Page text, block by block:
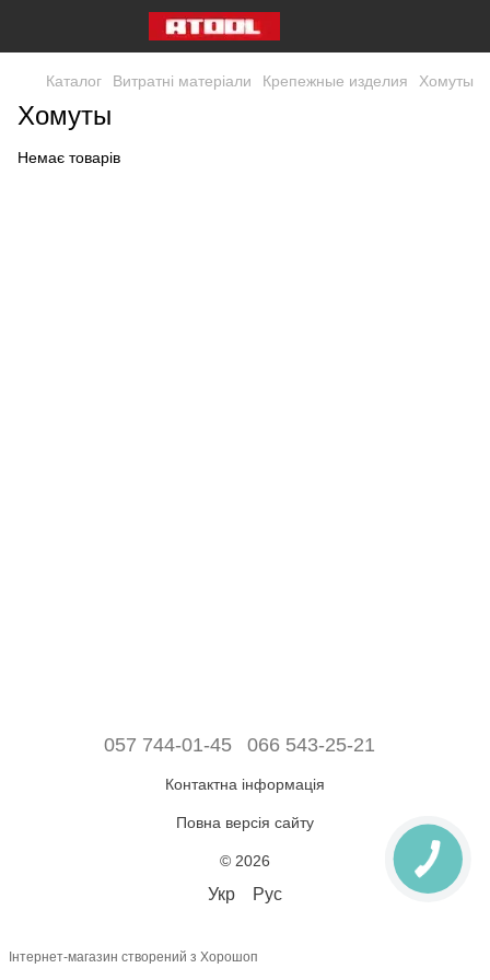
Каталог Витратні матеріали Крепежные изделия Хомуты
Хомуты
Немає товарів
057 744-01-45 066 543-25-21
Контактна інформація
Повна версія сайту
© 2026
Укр Рус
Інтернет-магазин створений з Хорошоп